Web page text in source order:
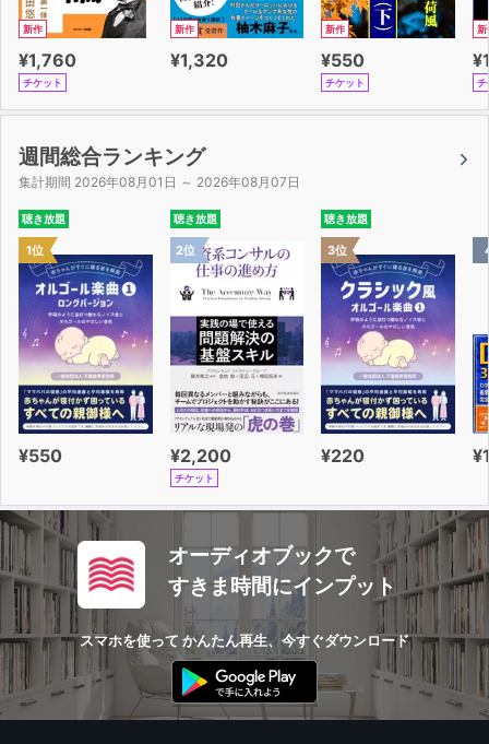
新作
¥1,760
チケット
新作
¥1,320
新作
¥550
チケット
新
チ
週間総合ランキング
集計期間 2026年08月01日 ～ 2026年08月07日
聴き放題
1位
¥550
聴き放題
2位
¥2,200
チケット
聴き放題
3位
¥220
オーディオブックで
すきま時間にインプット
スマホを使って かんたん再生、今すぐダウンロード